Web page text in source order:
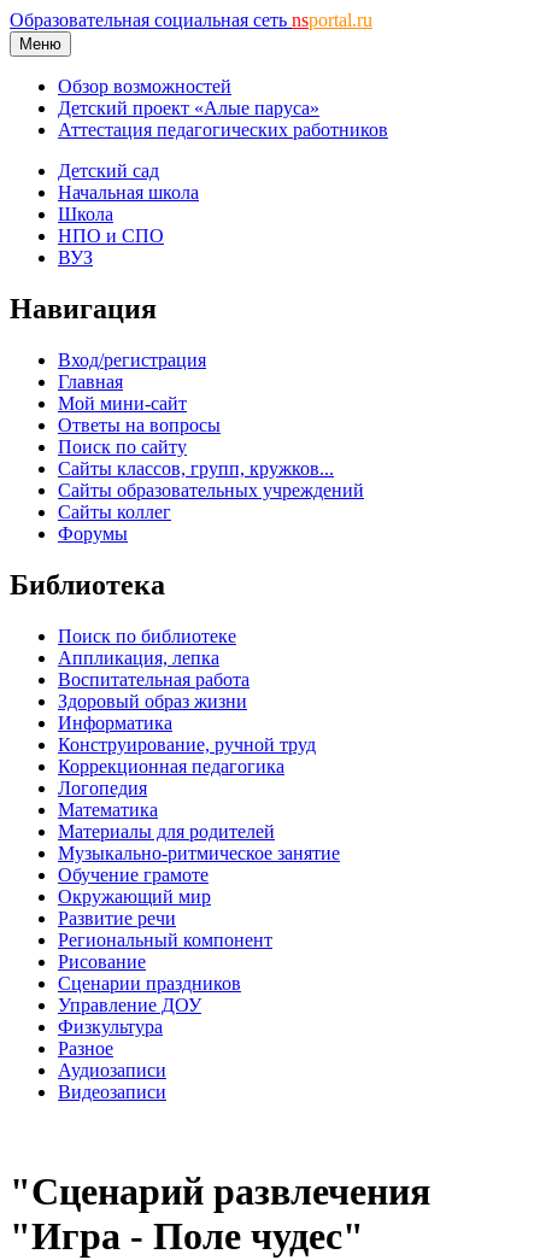
Образовательная социальная сеть nsportal.ru
Меню
Обзор возможностей
Детский проект «Алые паруса»
Аттестация педагогических работников
Детский сад
Начальная школа
Школа
НПО и СПО
ВУЗ
Навигация
Вход/регистрация
Главная
Мой мини-сайт
Ответы на вопросы
Поиск по сайту
Сайты классов, групп, кружков...
Сайты образовательных учреждений
Сайты коллег
Форумы
Библиотека
Поиск по библиотеке
Аппликация, лепка
Воспитательная работа
Здоровый образ жизни
Информатика
Конструирование, ручной труд
Коррекционная педагогика
Логопедия
Математика
Материалы для родителей
Музыкально-ритмическое занятие
Обучение грамоте
Окружающий мир
Развитие речи
Региональный компонент
Рисование
Сценарии праздников
Управление ДОУ
Физкультура
Разное
Аудиозаписи
Видеозаписи
"Сценарий развлечения
"Игра - Поле чудес"